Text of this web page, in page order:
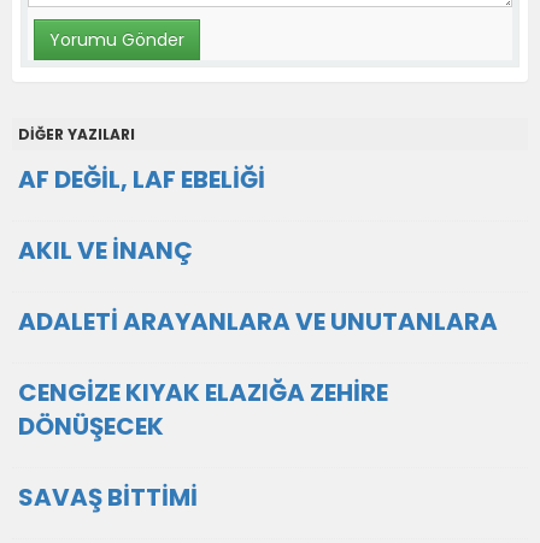
DİĞER YAZILARI
AF DEĞİL, LAF EBELİĞİ
AKIL VE İNANÇ
ADALETİ ARAYANLARA VE UNUTANLARA
CENGİZE KIYAK ELAZIĞA ZEHİRE
DÖNÜŞECEK
SAVAŞ BİTTİMİ